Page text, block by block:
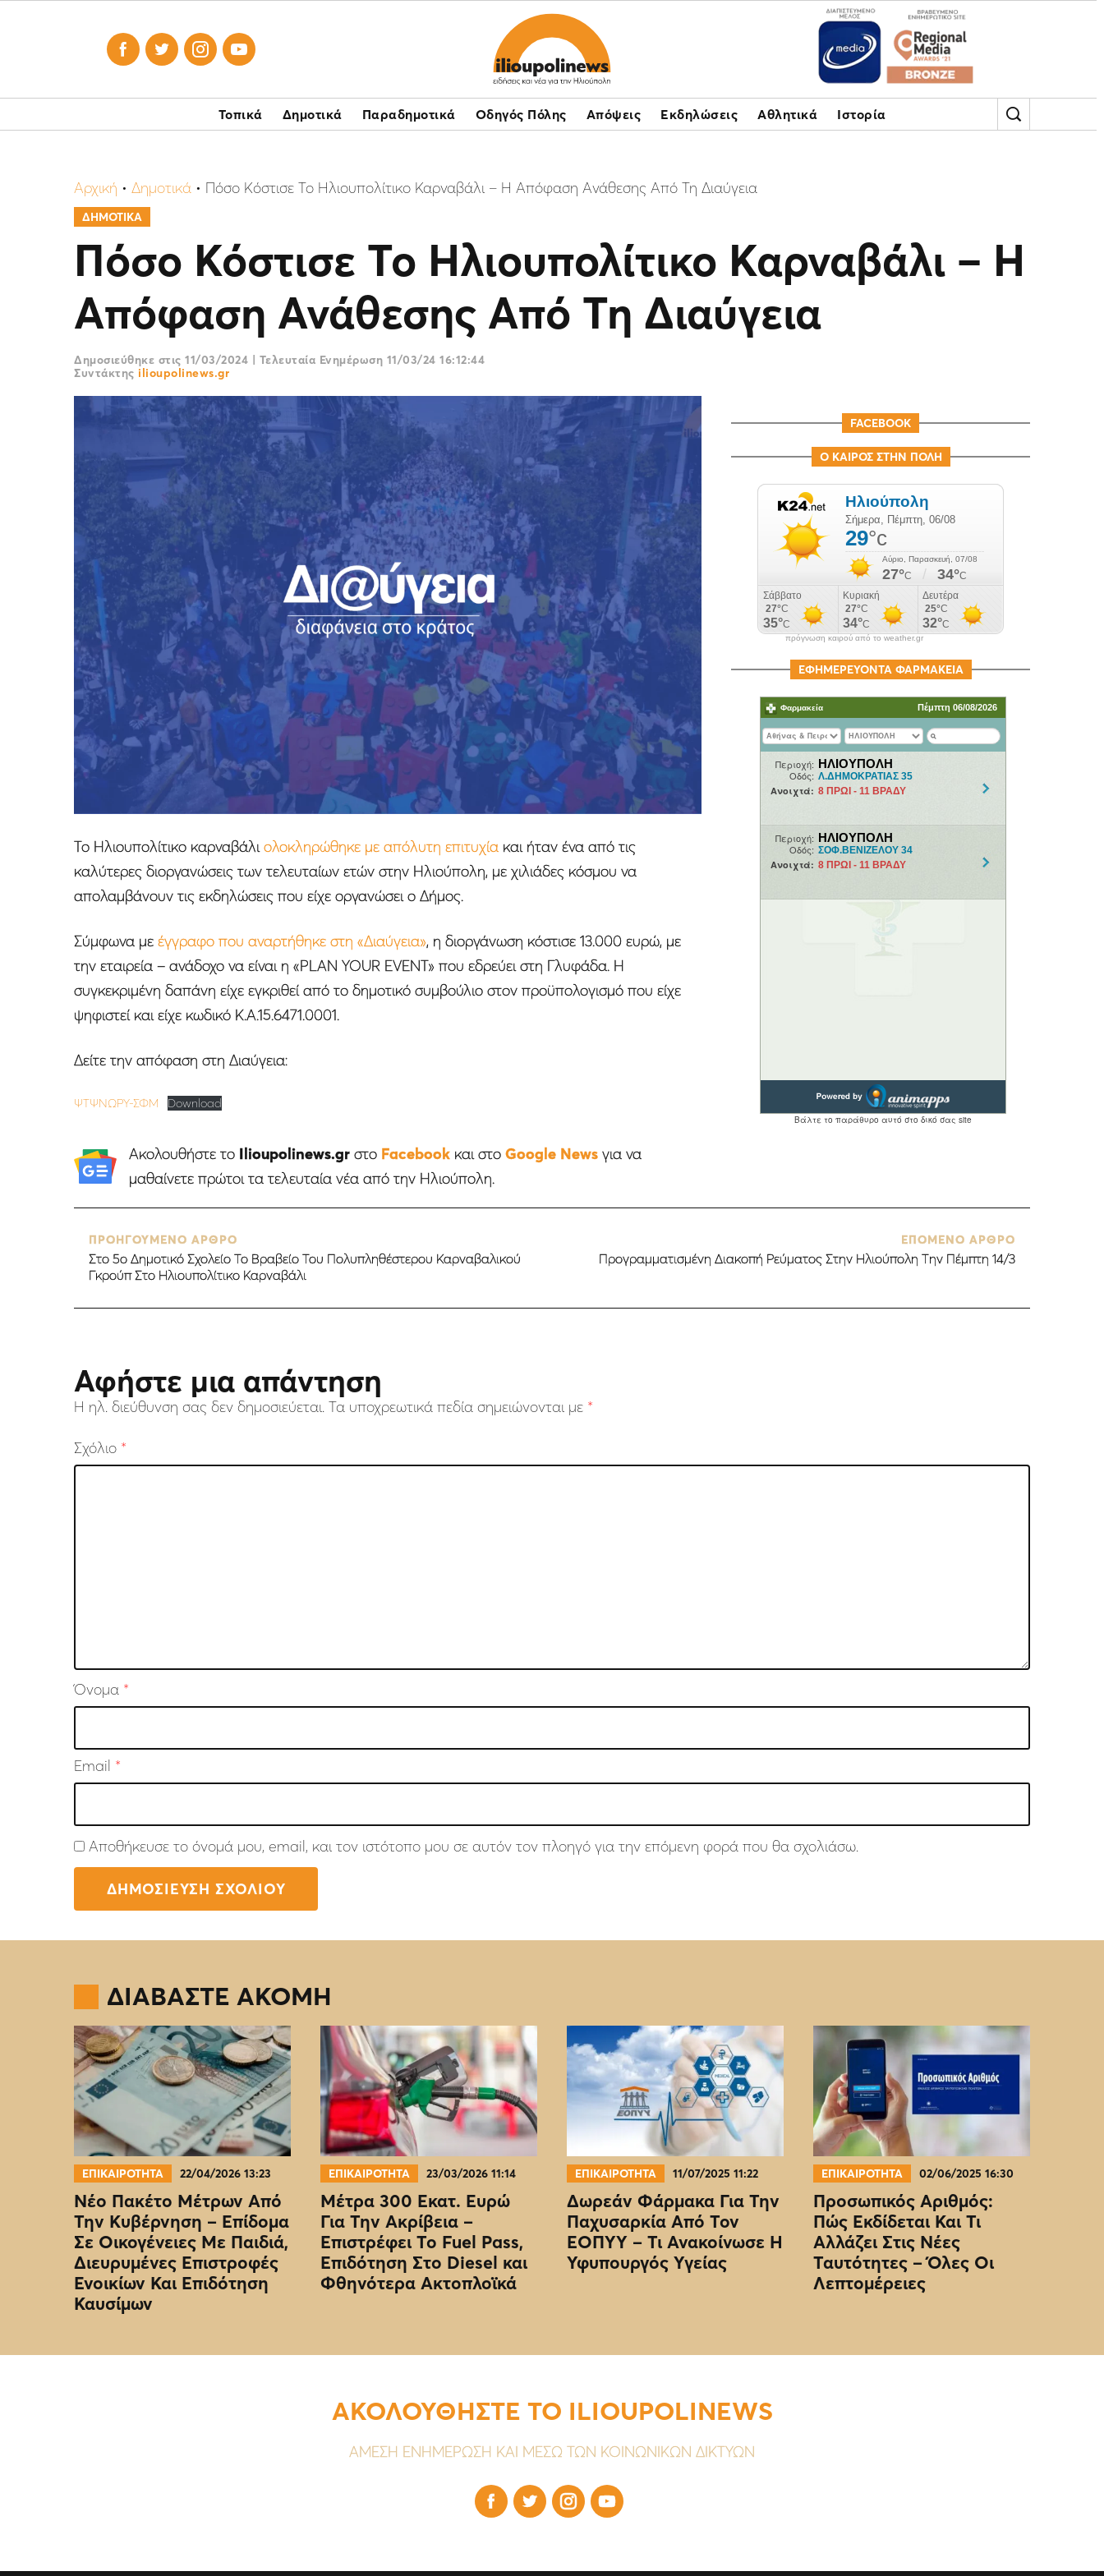
   
Τοπικά Δημοτικά Παραδημοτικά Οδηγός Πόλης Απόψεις Εκδηλώσεις Αθλητικά Ιστορία
Αρχική • Δημοτικά • Πόσο Κόστισε Το Ηλιουπολίτικο Καρναβάλι – H Απόφαση Ανάθεσης Από Τη Διαύγεια
ΔΗΜΟΤΙΚΑ
Πόσο Κόστισε Το Ηλιουπολίτικο Καρναβάλι – H
Απόφαση Ανάθεσης Από Τη Διαύγεια
Δημοσιεύθηκε στις 11/03/2024 | Τελευταία Ενημέρωση 11/03/24 16:12:44
Συντάκτης ilioupolinews.gr
Το Ηλιουπολίτικο καρναβάλιολοκληρώθηκε με απόλυτη επιτυχία και ήταν ένα από τις
καλύτερες διοργανώσεις των τελευταίων ετών στην Ηλιούπολη, με χιλιάδες κόσμου να
απολαμβάνουν τις εκδηλώσεις που είχε οργανώσει ο Δήμος.
Σύμφωνα με έγγραφο που αναρτήθηκε στη «Διαύγεια», η διοργάνωση κόστισε 13.000 ευρώ, με
την εταιρεία – ανάδοχο να είναι η «PLAN YOUR EVENT» που εδρεύει στη Γλυφάδα. Η
συγκεκριμένη δαπάνη είχε εγκριθεί από το δημοτικό συμβούλιο στον προϋπολογισμό που είχε
ψηφιστεί και είχε κωδικό Κ.Α.15.6471.0001.
Δείτε την απόφαση στη Διαύγεια:
ΨΤΨΝΩΡΥ-ΣΦΜ Download
Ακολουθήστε το Ilioupolinews.grστο Facebookκαι στο Google Newsγια να
μαθαίνετε πρώτοι τα τελευταία νέα από την Ηλιούπολη.
FACEBOOK
Ο ΚΑΙΡΟΣ ΣΤΗΝ ΠΟΛΗ
πρόγνωση καιρού από το weather.gr
ΕΦΗΜΕΡΕΥΟΝΤΑ ΦΑΡΜΑΚΕΙΑ
ΠΡΟΗΓΟΥΜΕΝΟ ΑΡΘΡΟ
Στο 5ο Δημοτικό Σχολείο Το Βραβείο Του Πολυπληθέστερου Καρναβαλικού
Γκρούπ Στο Ηλιουπολίτικο Καρναβάλι
ΕΠΟΜΕΝΟ ΑΡΘΡΟ
Προγραμματισμένη Διακοπή Ρεύματος Στην Ηλιούπολη Την Πέμπτη 14/3
Αφήστε μια απάντηση
Η ηλ. διεύθυνση σας δεν δημοσιεύεται. Τα υποχρεωτικά πεδία σημειώνονται με *
Σχόλιο *
Όνομα *
Email *
Αποθήκευσε το όνομά μου, email, και τον ιστότοπο μου σε αυτόν τον πλοηγό για την επόμενη φορά που θα σχολιάσω.
ΔΙΑΒΑΣΤΕ ΑΚΟΜΗ
ΕΠΙΚΑΙΡΟΤΗΤΑ 22/04/2026 13:23
Νέο Πακέτο Μέτρων Από
Την Κυβέρνηση – Επίδομα
Σε Οικογένειες Με Παιδιά,
Διευρυμένες Επιστροφές
Ενοικίων Και Επιδότηση
Καυσίμων
ΕΠΙΚΑΙΡΟΤΗΤΑ 23/03/2026 11:14
Μέτρα 300 Εκατ. Ευρώ
Για Την Ακρίβεια –
Επιστρέφει Το Fuel Pass,
Επιδότηση Στο Diesel και
Φθηνότερα Ακτοπλοϊκά
ΕΠΙΚΑΙΡΟΤΗΤΑ 11/07/2025 11:22
Δωρεάν Φάρμακα Για Την
Παχυσαρκία Από Τον
EOΠΥΥ – Τι Ανακοίνωσε Η
Υφυπουργός Υγείας
ΕΠΙΚΑΙΡΟΤΗΤΑ 02/06/2025 16:30
Προσωπικός Αριθμός:
Πώς Εκδίδεται Και Τι
Αλλάζει Στις Νέες
Ταυτότητες – Όλες Οι
Λεπτομέρειες
ΑΚΟΛΟΥΘΗΣΤΕ ΤΟ ILIOUPOLINEWS
ΑΜΕΣΗ ΕΝΗΜΕΡΩΣΗ ΚΑΙ ΜΕΣΩ ΤΩΝ ΚΟΙΝΩΝΙΚΩΝ ΔΙΚΤΥΩΝ
   